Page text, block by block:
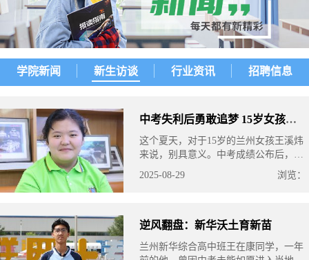
学院新闻 新生访谈 行业资讯 招聘信息
中考失利后勇敢追梦 15岁女孩在兰州新华
这个夏天，对于15岁的兰州女孩王溪炜
来说，别具意义。中考成绩公布后，她
没有徘徊于失利，而是主动出击、勇敢
选择——通过线上直播深入了解兰州新
2025-08-29 浏览：
逆风翻盘：新华沃土育新苗
兰州新华综合高中班王在康同学，一年